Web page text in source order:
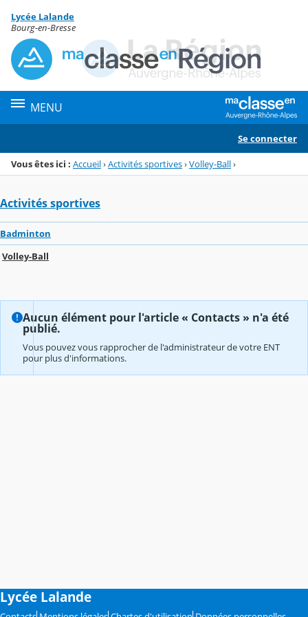
Menu de la rubrique
Contenu
Lycée Lalande
Bourg-en-Bresse
MENU
Se connecter
Vous êtes ici : Accueil›Activités sportives›Volley-Ball›
Activités sportives
Badminton
Volley-Ball
Aucun élément pour l'article « Contacts » n'a été
publié.
Vous pouvez vous rapprocher de l'administrateur de votre ENT
pour plus d'informations.
Lycée Lalande